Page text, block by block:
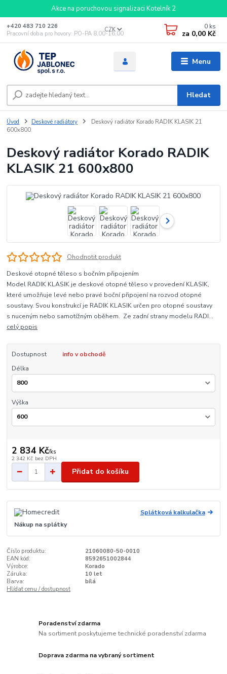
Akce na poruchovou signalizaci Kotelník 2
Menu
CZK
Hledat
+420 483 710 226
Pracovní doba pro hovory: PO-PA 8,00-16,00
0 ks
za 0,00 Kč
Úvod Deskové radiátory
Deskový radiátor Korado RADIK KLASIK 21
600x800
Deskový radiátor Korado RADIK
KLASIK 21 600x800
Ohodnotit produkt
Deskové otopné těleso s bočním připojením
Model RADIK KLASIK je deskové otopné těleso v provedení KLASIK,
které umožňuje levé nebo pravé boční připojení na rozvod otopné
soustavy. Svou konstrukcí je RADIK KLASIK určen pro otopné soustavy
s nuceným nebo samotížným oběhem. Ze zadní strany modelu RADI...
celý popis
Dostupnost
info v obchodě
Délka
Výška
2 834 Kč/ks
2 342 Kč bez DPH
Přidat do košíku
Splátková kalkulačka
Nákup na splátky
Číslo produktu:
21060080-50-0010
EAN kód:
8592651002844
Výrobce:
Korado
Záruka:
10 let
Barva:
bílá
Hlídat cenu / dostupnost
Poradenství zdarma
Na sortiment poskytujeme technické poradenství zdarma
Doprava zdarma na vybraný sortiment